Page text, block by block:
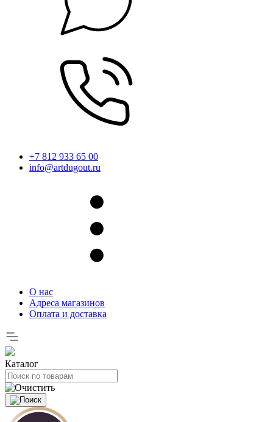
+7 812 933 65 00
info@artdugout.ru
О нас
Адреса магазинов
Оплата и доставка
Каталог